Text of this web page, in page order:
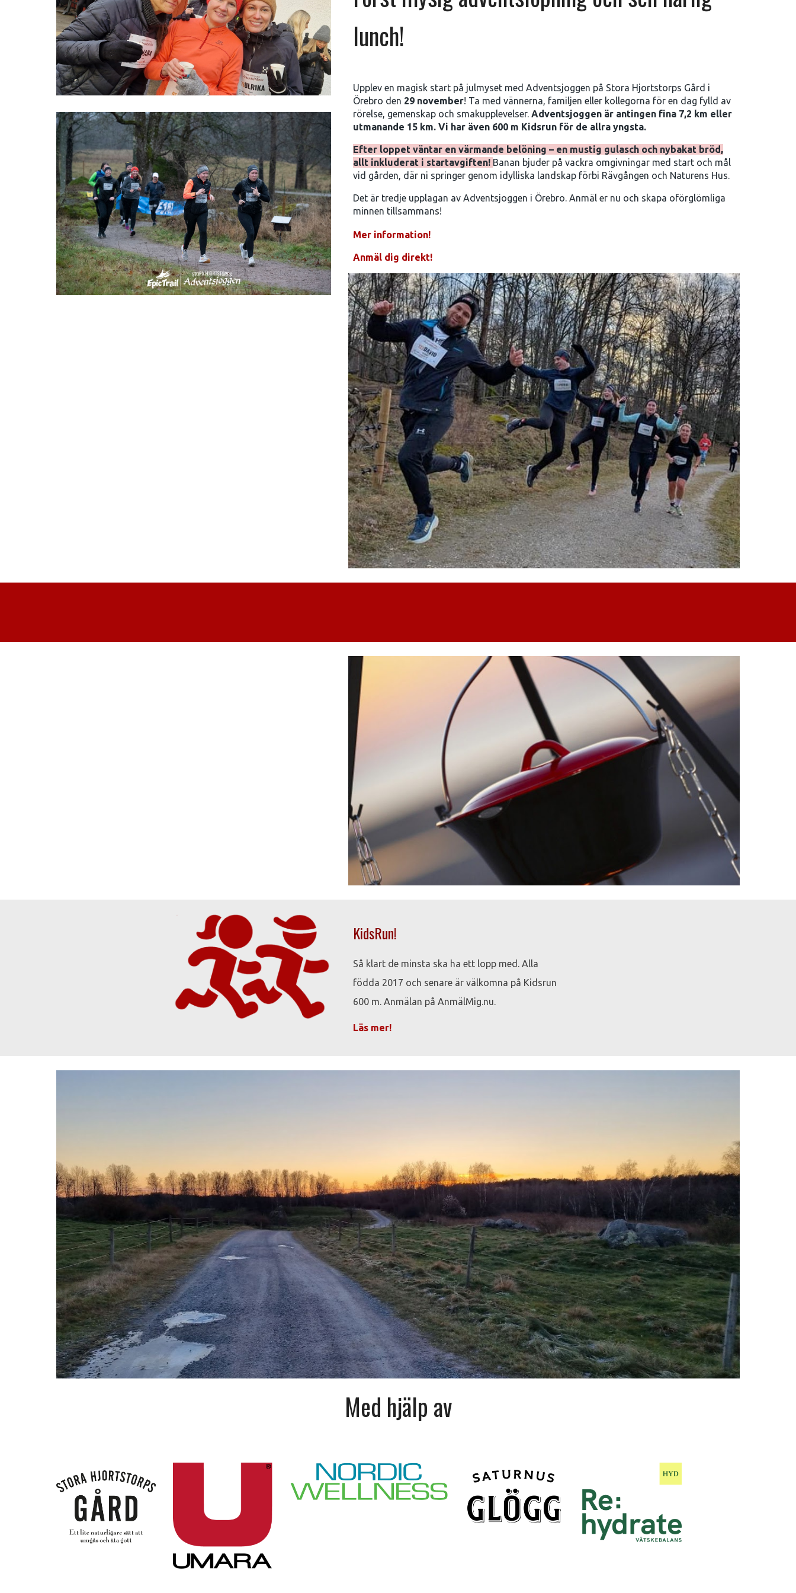
lunch!
Upplev en magisk start på julmyset med Adventsjoggen på Stora Hjortstorps Gård i
Örebro den 29 november! Ta med vännerna, familjen eller kollegorna för en dag fylld av
rörelse, gemenskap och smakupplevelser.Adventsjoggen är antingen fina 7,2 km eller
utmanande 15 km. Vi har även 600 m Kidsrun för de allra yngsta.
Efter loppet väntar en värmande belöning – en mustig gulasch och nybakat bröd,
allt inkluderat i startavgiften! Banan bjuder på vackra omgivningar med start och mål
vid gården, där ni springer genom idylliska landskap förbi Rävgången och Naturens Hus.
Det är tredje upplagan av Adventsjoggen i Örebro. Anmäl er nu och skapa oförglömliga
minnen tillsammans!
Mer information!
Anmäl dig direkt!
KidsRun!
Så klart de minsta ska ha ett lopp med. Alla
födda 2017 och senare är välkomna på Kidsrun
600 m. Anmälan påAnmälMig.nu.
Läs mer!
Med hjälp av